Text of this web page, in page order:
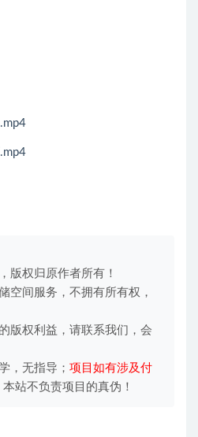
版权归原作者所有！
空间服务，不拥有所有权，
版权利益，请联系我们，会
，无指导； 项目如有涉及付
本站不负责项目的真伪！